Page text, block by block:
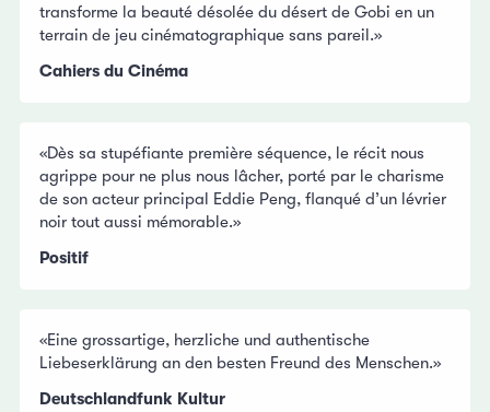
transforme la beauté désolée du désert de Gobi en un
terrain de jeu cinématographique sans pareil.»
Cahiers du Cinéma
«Dès sa stupéfiante première séquence, le récit nous
agrippe pour ne plus nous lâcher, porté par le charisme
de son acteur principal Eddie Peng, flanqué d’un lévrier
noir tout aussi mémorable.»
Positif
«Eine grossartige, herzliche und authentische
Liebeserklärung an den besten Freund des Menschen.»
Deutschlandfunk Kultur